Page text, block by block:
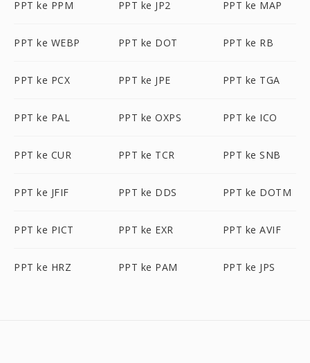
PPT ke PPM PPT ke JP2 PPT ke MAP
PPT ke WEBP PPT ke DOT PPT ke RB
PPT ke PCX PPT ke JPE PPT ke TGA
PPT ke PAL PPT ke OXPS PPT ke ICO
PPT ke CUR PPT ke TCR PPT ke SNB
PPT ke JFIF PPT ke DDS PPT ke DOTM
PPT ke PICT PPT ke EXR PPT ke AVIF
PPT ke HRZ PPT ke PAM PPT ke JPS